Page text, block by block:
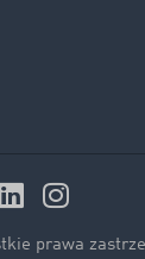
prawa